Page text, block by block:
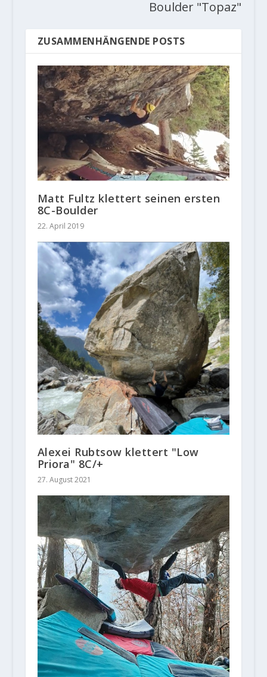
Boulder "Topaz"
ZUSAMMENHÄNGENDE POSTS
Matt Fultz klettert seinen ersten
8C-Boulder
22. April 2019
Alexei Rubtsow klettert "Low
Priora" 8C/+
27. August 2021